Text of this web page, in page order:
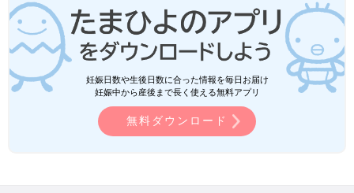
妊娠日数や生後日数に合った情報を毎日お届け
妊娠中から産後まで長く使える無料アプリ
無料ダウンロード